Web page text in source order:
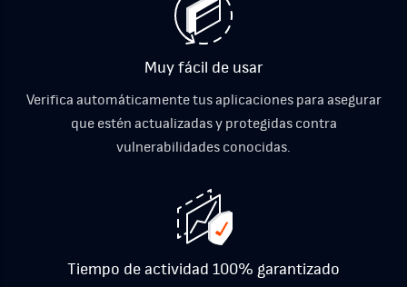
Muy fácil de usar
Verifica automáticamente tus aplicaciones para asegurar
que estén actualizadas y protegidas contra
vulnerabilidades conocidas.
Tiempo de actividad 100% garantizado